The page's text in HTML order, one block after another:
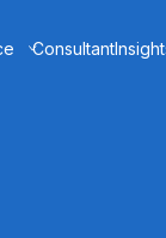
Consultant